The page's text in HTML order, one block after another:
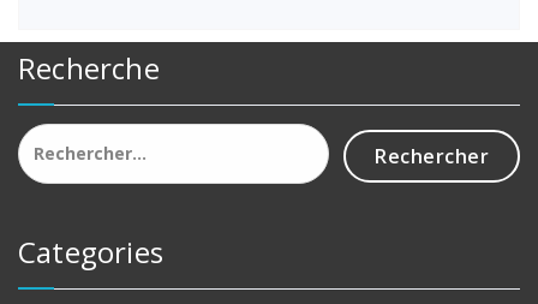
Recherche
Rechercher :
Categories